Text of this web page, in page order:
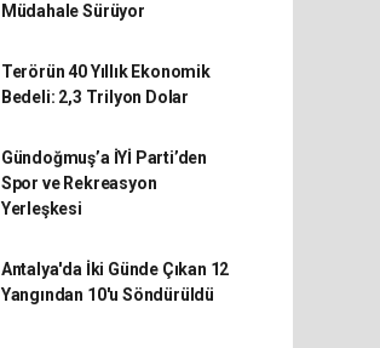
Müdahale Sürüyor
Terörün 40 Yıllık Ekonomik
Bedeli: 2,3 Trilyon Dolar
Gündoğmuş’a İYİ Parti’den
Spor ve Rekreasyon
Yerleşkesi
Antalya'da İki Günde Çıkan 12
Yangından 10'u Söndürüldü